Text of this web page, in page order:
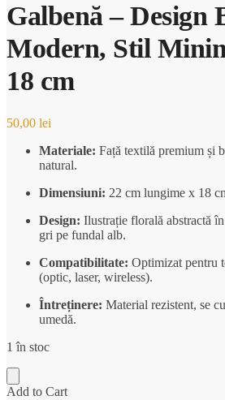
Galbenă – Design
Modern, Stil
18 cm
50,00 lei
Materiale: Față textilă premium și
natural.
Dimensiuni: 22 cm lungime x 18
Design: Ilustrație florală abstractă
gri pe fundal alb.
Compatibilitate: Optimizat pentru
(optic, laser, wireless).
Întreținere: Material rezistent, se
umedă.
1 în stoc
Add to Cart